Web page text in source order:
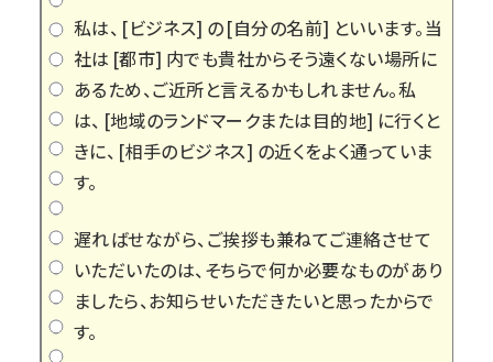
私は、 [ビジネス] の[自分の名前] といいます。当
社は [都市] 内でも貴社からそう遠くない場所に
あるため、ご近所と言えるかもしれません。私
は、 [地域のランドマークまたは目的地] に行くと
きに、 [相手のビジネス] の近くをよく通っていま
す。
遅ればせながら、ご挨拶も兼ねてご連絡させて
いただいたのは、そちらで何か必要なものがあり
ましたら、お知らせいただきたいと思ったからで
す。